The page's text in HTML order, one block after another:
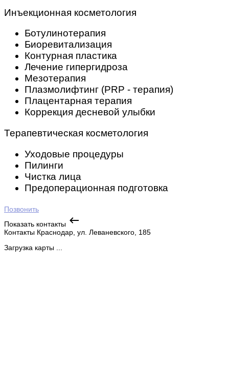
Инъекционная косметология
Ботулинотерапия
Биоревитализация
Контурная пластика
Лечение гипергидроза
Мезотерапия
Плазмолифтинг (PRP - терапия)
Плацентарная терапия
Коррекция десневой улыбки
Терапевтическая косметология
Уходовые процедуры
Пилинги
Чистка лица
Предоперационная подготовка
Позвонить
Показать контакты
Контакты Краснодар, ул. Леваневского, 185
Загрузка карты ...